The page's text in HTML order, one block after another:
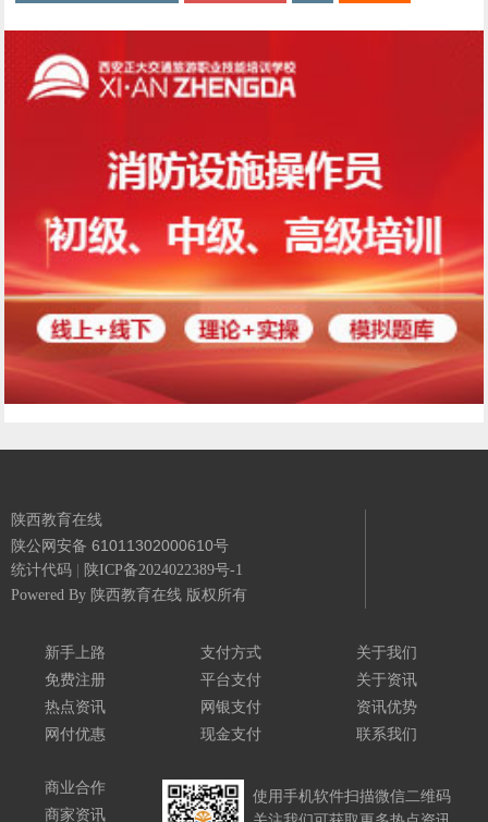
陕西教育在线
陕公网安备 61011302000610号
统计代码
陕ICP备2024022389号-1
Powered By 陕西教育在线 版权所有
新手上路
免费注册
热点资讯
网付优惠
支付方式
平台支付
网银支付
现金支付
关于我们
关于资讯
资讯优势
联系我们
商业合作
商家资讯
使用手机软件扫描微信二维码